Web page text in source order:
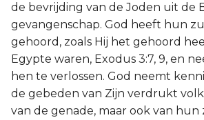
de bevrijding van de Joden uit de
gevangenschap. God heeft hun
gehoord, zoals Hij het gehoord
Egypte waren, Exodus 3:7, 9, en
hen te verlossen. God neemt
de gebeden van Zijn verdrukt
van de genade, maar ook van